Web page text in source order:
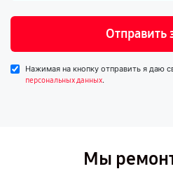
Отправить
Нажимая на кнопку отправить я даю
персональных данных.
Мы